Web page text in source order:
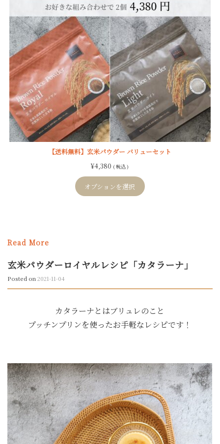
【送料無料】玄米パウダー バリューセット
¥4,380 ( 税込 )
オプションを選択
Read More
玄米パウダーロイヤルレシピ「カタラーナ」
Posted on2021-11-04
カタラーナとはブリュレのこと
プッチンプリンを使ったお手軽なレシピです！